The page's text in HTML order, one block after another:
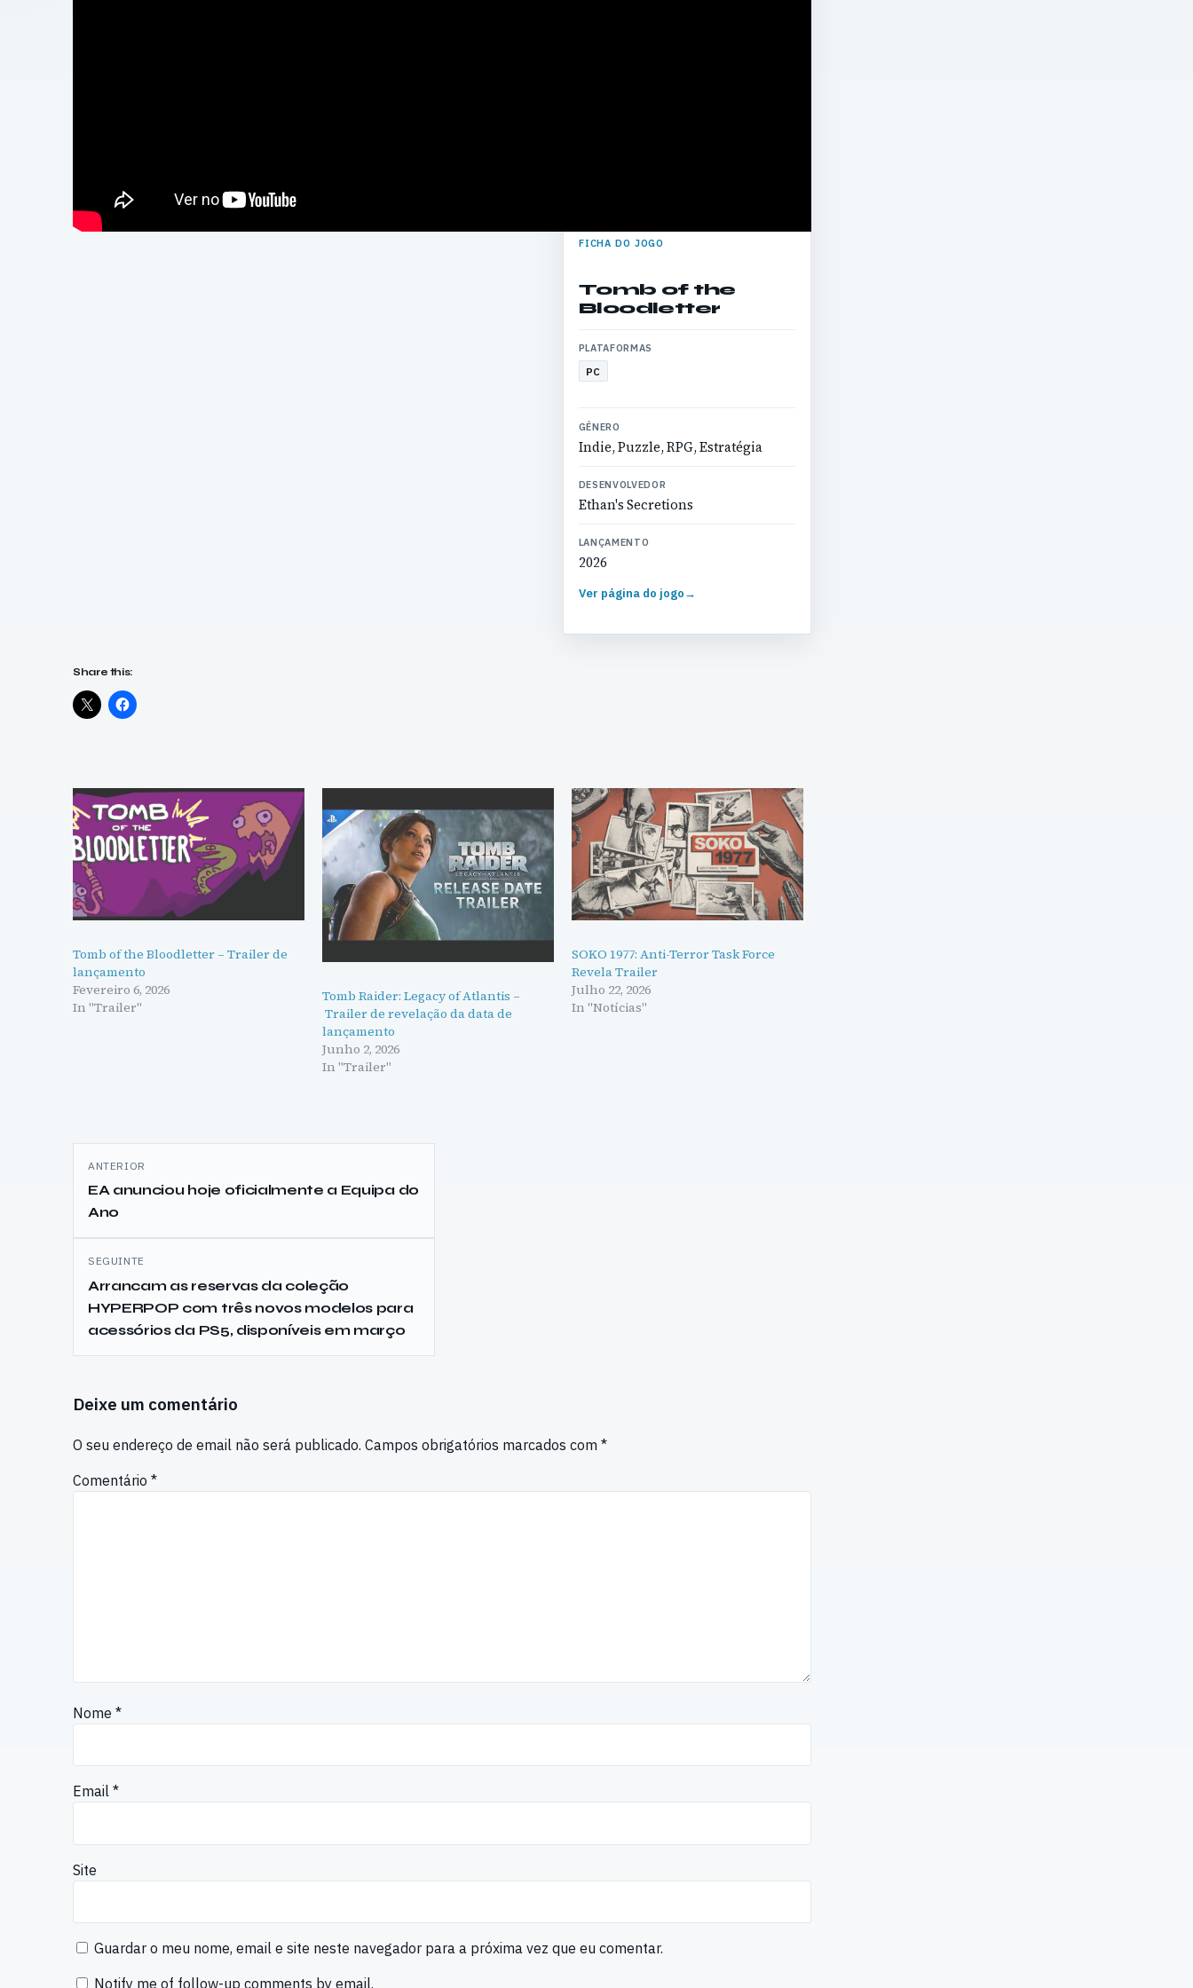
FICHA DO JOGO
Tomb of the
Bloodletter
PLATAFORMAS
PC
GÉNERO
Indie, Puzzle, RPG, Estratégia
DESENVOLVEDOR
Ethan's Secretions
LANÇAMENTO
2026
Ver página do jogo→
Share this:
Tomb of the Bloodletter – Trailer de
lançamento
Fevereiro 6, 2026
In "Trailer"
Tomb Raider: Legacy of Atlantis –
Trailer de revelação da data de
lançamento
Junho 2, 2026
In "Trailer"
SOKO 1977: Anti-Terror Task Force
Revela Trailer
Julho 22, 2026
In "Notícias"
Navegação
de
artigos
ANTERIOR
EA anunciou hoje oficialmente a Equipa do
Ano
SEGUINTE
Arrancam as reservas da coleção
HYPERPOP com três novos modelos para
acessórios da PS5, disponíveis em março
Deixe um comentário
O seu endereço de email não será publicado. Campos obrigatórios marcados com *
Comentário *
Nome *
Email *
Site
Guardar o meu nome, email e site neste navegador para a próxima vez que eu comentar.
Notify me of follow-up comments by email.